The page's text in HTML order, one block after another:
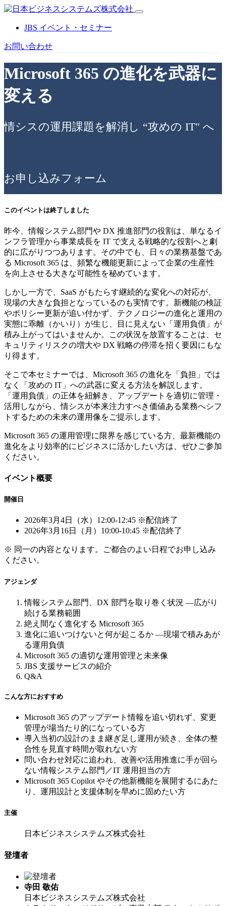
JBS イベント・セミナー
お問い合わせ
Microsoft 365 の進化を武器に
変える
情シスの運用課題を解消し “攻めの IT" へ
お申し込みフォーム
このイベントは終了しました
昨今、情報システム部門や DX 推進部門の役割は、単なるイ
ンフラ管理から事業成長を IT で支える戦略的な役割へと劇
的に広がりつつあります。その中でも、日々の業務基盤であ
る Microsoft 365 は、頻繁な機能更新によって企業の生産性
を向上させる大きな可能性を秘めています。
しかし一方で、SaaS がもたらす継続的な変化への対応が、
現場の大きな負担となっているのも実情です。新機能の検証
やポリシー更新が追い付かず、テクノロジーの進化と運用の
実態に乖離（かいり）が生じ、目に見えない「運用負債」が
積み上がってはいませんか。この状況を放置することは、セ
キュリティリスクの増大や DX 戦略の停滞を招く要因にもな
り得ます。
そこで本セミナーでは、Microsoft 365 の進化を「負担」では
なく「攻めの IT」への武器に変える方法を解説します。
「運用負債」の正体を紐解き、アップデートを適切に管理・
活用しながら、情シスが本来注力すべき価値ある業務へシフ
トするための未来の運用像をご提示します。
Microsoft 365 の運用管理に限界を感じている方、最新機能の
進化をより効率的にビジネスに活かしたい方は、ぜひご参加
ください。
イベント概要
開催日
2026年3月4日（水）12:00-12:45 ※配信終了
2026年3月16日（月）10:00-10:45 ※配信終了
※ 同一の内容となります。ご都合のよい日程でお申し込み
ください。
アジェンダ
情報システム部門、DX 部門を取り巻く状況 ―広がり
続ける業務範囲
絶え間なく進化する Microsoft 365
進化に追いつけないと何が起こるか ―現場で積みあが
る運用負債
Microsoft 365 の適切な運用管理と未来像
JBS 支援サービスの紹介
Q&A
こんな方におすすめ
Microsoft 365 のアップデート情報を追い切れず、変更
管理が場当たり的になっている方
導入当初の設計のまま継ぎ足し運用が続き、全体の整
合性を見直す時間が取れない方
問い合わせ対応に追われ、改善や活用推進に手が回ら
ない情報システム部門／IT 運用担当の方
Microsoft 365 Copilot やその他新機能を展開するにあた
り、運用設計と支援体制を早めに固めたい方
主催
日本ビジネスシステムズ株式会社
登壇者
寺田 敬佑
日本ビジネスシステムズ株式会社